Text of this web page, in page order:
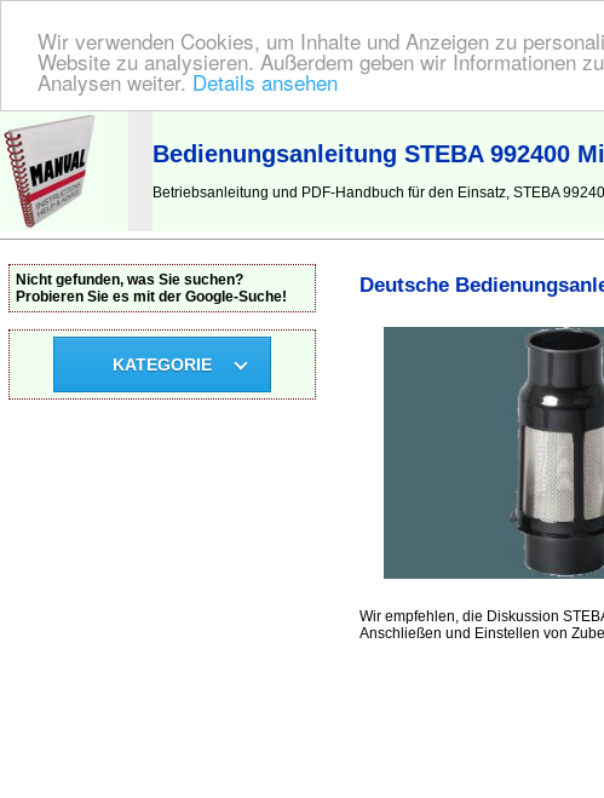
Wir verwenden Cookies, um Inhalte und Anzeigen zu
Website zu analysieren. Außerdem geben wir Informationen
Analysen weiter. Details ansehen
BEDIENUNGSANLEITUNG | Hier finden Sie die deutsche Anleitung!
Bedienungsanleitung STEBA 992400
Betriebsanleitung und PDF-Handbuch für den Einsatz, STEBA
Deutsche
Wir empfehlen, die Diskussion
Anschließen und Einstellen von
Nicht gefunden, was Sie suchen?
Probieren Sie es mit der Google-Suche!
KATEGORIE